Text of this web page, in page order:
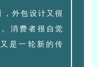
外包设计又很
消费者很自觉
是一轮新的传